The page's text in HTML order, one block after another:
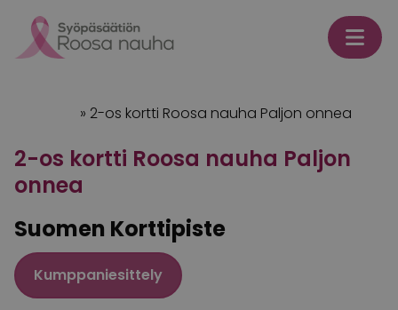
» 2-os kortti Roosa nauha Paljon onnea
2-os kortti Roosa nauha Paljon
onnea
Suomen Korttipiste
Kumppaniesittely